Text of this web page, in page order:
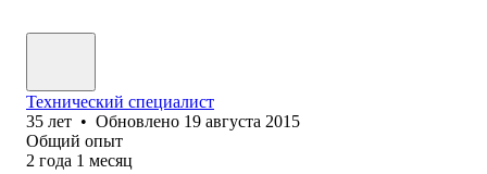
Технический специалист
35 лет • Обновлено 19 августа 2015
Общий опыт
2 года 1 месяц